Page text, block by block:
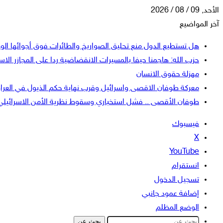
الأحد, 09 / 08 / 2026
آخر المواضيع
هل تستطيع الدول منع تحليق الصواريخ والطائرات فوق أجوائها
حزب الله: هاجمنا حيفا بالمسيرات الانقضاضية ردا على المجازر
مهزلة حقوق الانسان
معركة طوفان الاقصى واسرائيل وقرب نهاية حكم الذيول في
طوفان الأقصى .. فشل استخباري وسقوط نظرية الأمن
فيسبوك
‫X
‫YouTube
انستقرام
تسجيل الدخول
إضافة عمود جانبي
الوضع المظلم
بحث عن